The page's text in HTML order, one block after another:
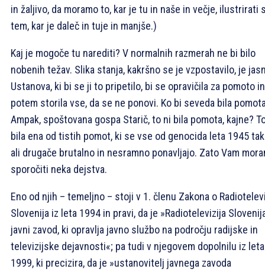
in žaljivo, da moramo to, kar je tu in naše in večje, ilustrirati
tem, kar je daleč in tuje in manjše.)
Kaj je mogoče tu narediti? V normalnih razmerah ne bi bilo
nobenih težav. Slika stanja, kakršno se je vzpostavilo, je
Ustanova, ki bi se ji to pripetilo, bi se opravičila za pomoto in
potem storila vse, da se ne ponovi. Ko bi seveda bila
Ampak, spoštovana gospa Starič, to ni bila pomota, kajne?
bila ena od tistih pomot, ki se vse od genocida leta 1945
ali drugače brutalno in nesramno ponavljajo. Zato Vam
sporočiti neka dejstva.
Eno od njih – temeljno – stoji v 1. členu Zakona o
Slovenija iz leta 1994 in pravi, da je »Radiotelevizija
javni zavod, ki opravlja javno službo na področju radijske in
televizijske dejavnosti«; pa tudi v njegovem dopolnilu iz leta
1999, ki precizira, da je »ustanovitelj javnega zavoda